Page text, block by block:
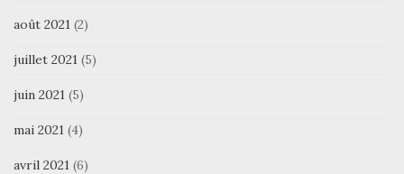
août 2021 (2)
juillet 2021 (5)
juin 2021 (5)
mai 2021 (4)
avril 2021 (6)